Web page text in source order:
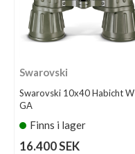
Swarovski
Swarovski 10x40 Habicht W
GA
Finns i lager
16.400 SEK